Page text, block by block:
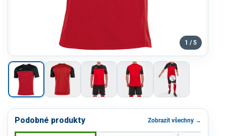
1 / 5
Podobné produkty Zobrazit všechny →